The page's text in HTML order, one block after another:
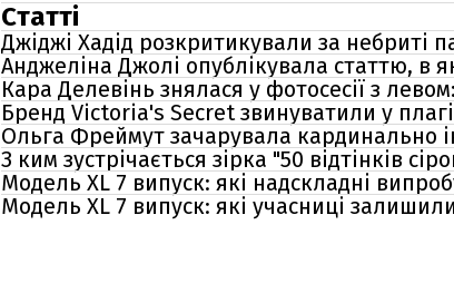
Статті
Джіджі Хадід розкритикували за небриті
Анджеліна Джолі опублікувала статтю, в
Кара Делевінь знялася у фотосесії з
Бренд Victoria's Secret звинуватили у
Ольга Фреймут зачарувала кардинально
З ким зустрічається зірка "50 відтінків
Модель XL 7 випуск: які надскладні
Модель XL 7 випуск: які учасниці